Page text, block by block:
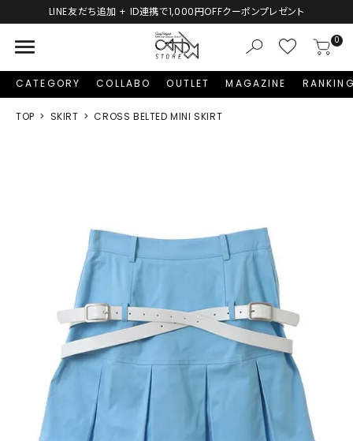
LINE友だち追加 + ID連携で1,000円OFFクーポンプレゼント
menu 0
CATEGORY COLLABO OUTLET MAGAZINE
TOP SKIRT CROSS BELTED MINI SKIRT